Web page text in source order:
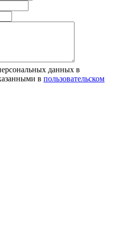
данных в
в пользовательском